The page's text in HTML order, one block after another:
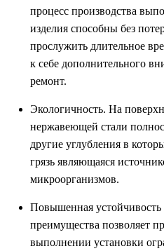
процесс производства
изделия способны без
прослужить длительное
к себе дополнительного
ремонт.
Экологичность. На
нержавеющей стали
другие углубления в
грязь являющаяся
микроорганизмов.
Повышенная устойчивость
преимущества позволяет
выполнении установки